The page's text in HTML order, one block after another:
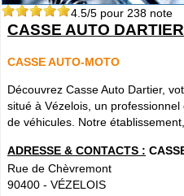
4.5/5 pour 238 note
CASSE AUTO DARTIER
CASSE AUTO-MOTO
Découvrez Casse Auto Dartier,
situé à Vézelois, un
de véhicules. Notre
ADRESSE & CONTACTS :
Rue de Chèvremont
90400 - VÉZELOIS